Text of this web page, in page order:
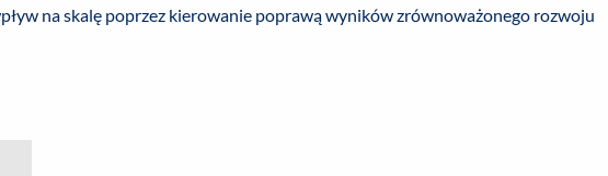
na skalę poprzez kierowanie poprawą wyników zrównoważonego rozwoju